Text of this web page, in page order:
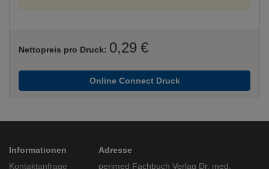
Nettopreis pro Druck: 0,29 €
Online Connect Druck
Informationen
Kontaktanfrage
Adresse
perimed Fachbuch Verlag Dr. med.